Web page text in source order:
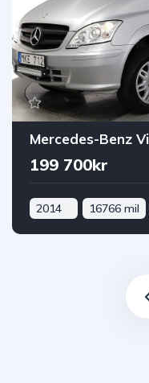
199 700kr
2014 16766 mil